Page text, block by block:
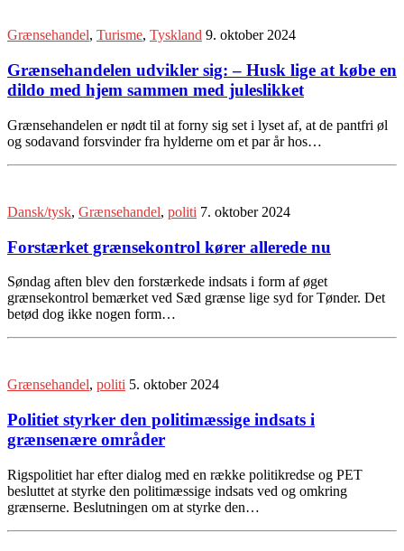
Grænsehandel, Turisme, Tyskland 9. oktober 2024
Grænsehandelen udvikler sig: – Husk lige at købe en
dildo med hjem sammen med juleslikket
Grænsehandelen er nødt til at forny sig set i lyset af, at de pantfri øl
og sodavand forsvinder fra hylderne om et par år hos…
Dansk/tysk, Grænsehandel, politi 7. oktober 2024
Forstærket grænsekontrol kører allerede nu
Søndag aften blev den forstærkede indsats i form af øget
grænsekontrol bemærket ved Sæd grænse lige syd for Tønder. Det
betød dog ikke nogen form…
Grænsehandel, politi 5. oktober 2024
Politiet styrker den politimæssige indsats i
grænsenære områder
Rigspolitiet har efter dialog med en række politikredse og PET
besluttet at styrke den politimæssige indsats ved og omkring
grænserne. Beslutningen om at styrke den…